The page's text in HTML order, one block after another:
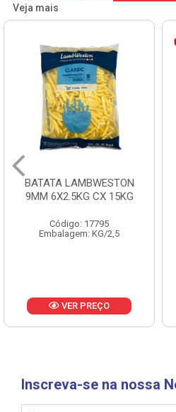
Veja mais
BATATA LAMBWESTON
9MM 6X2.5KG CX 15KG
Código: 17795
Embalagem: KG/2,5
VER PREÇO
Inscreva-se na nossa